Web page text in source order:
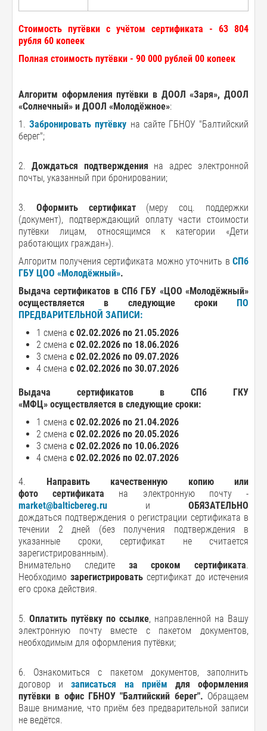
Стоимость путёвки с учётом сертификата - 63 804
рубля 60 копеек
Полная стоимость путёвки - 90 000 рублей 00 копеек
Алгоритм оформления путёвки в ДООЛ «Заря», ДООЛ
«Солнечный» и ДООЛ «Молодёжное»:
1.Забронировать путёвку на сайте ГБНОУ "Балтийский
берег";
2. Дождаться подтверждения на адрес электронной
почты, указанный при бронировании;
3. Оформить сертификат (меру соц. поддержки
(документ), подтверждающий оплату части стоимости
путёвки лицам, относящимся к категории «Дети
работающих граждан»).
Алгоритм получения сертификата можно уточнить в СПб
ГБУ ЦОО «Молодёжный».
Выдача сертификатов в СПб ГБУ «ЦОО «Молодёжный»
осуществляется в следующие сроки ПО
ПРЕДВАРИТЕЛЬНОЙ ЗАПИСИ:
1 смена с 02.02.2026 по 21.05.2026
2 смена с 02.02.2026 по 18.06.2026
3 смена с 02.02.2026 по 09.07.2026
4 смена с 02.02.2026 по 30.07.2026
Выдача сертификатов в СПб ГКУ
«МФЦ» осуществляется в следующие сроки:
1 смена с 02.02.2026 по 21.04.2026
2 смена с 02.02.2026 по 20.05.2026
3 смена с 02.02.2026 по 10.06.2026
4 смена с 02.02.2026 по 02.07.2026
4. Направить качественную копию или
фотосертификата на электронную почту -
market@balticbereg.ru
и ОБЯЗАТЕЛЬНО
дождаться подтверждения о регистрации сертификата в
течении 2 дней (без получения подтверждения в
указанные сроки, сертификат не считается
зарегистрированным).
Внимательно следите за сроком сертификата.
Необходимо зарегистрировать сертификат до истечения
его срока действия.
5. Оплатить путёвку по ссылке, направленной на Вашу
электронную почту вместе с пакетом документов,
необходимым для оформления путёвки;
6. Ознакомиться с пакетом документов, заполнить
договор изаписаться на приём
для оформления
путёвки в офис ГБНОУ "Балтийский берег". Обращаем
Ваше внимание, что приём без предварительной записи
не ведётся.